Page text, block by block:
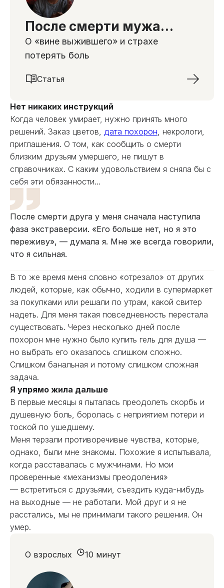
После смерти мужа…
О «вине выжившего» и страхе
потерять боль
Статья
Нет никаких инструкций
Когда человек умирает, нужно принять много
решений. Заказ цветов, дата похорон, некрологи,
приглашения. О том, как сообщить о смерти
близким друзьям умершего, не пишут в
справочниках. С каким удовольствием я сняла бы с
себя эти обязанности…
После смерти друга у меня сначала наступила
фаза экстраверсии. «Его больше нет, но я это
переживу», — думала я. Мне же всегда говорили,
что я сильная.
В то же время меня словно «отрезало» от других
людей, которые, как обычно, ходили в супермаркет
за покупками или решали по утрам, какой свитер
надеть. Для меня такая повседневность перестала
существовать. Через несколько дней после
похорон мне нужно было купить гель для душа —
но выбрать его оказалось слишком сложно.
Слишком банальная и потому слишком сложная
задача.
Я упрямо жила дальше
В первые месяцы я пыталась преодолеть скорбь и
душевную боль, боролась с неприятием потери и
тоской по ушедшему.
Меня терзали противоречивые чувства, которые,
однако, были мне знакомы. Похожие я испытывала,
когда расставалась с мужчинами. Но мои
проверенные «механизмы преодоления»
— встретиться с друзьями, съездить куда-нибудь
на выходные — не работали. Мой друг и я не
расстались, мы не принимали такого решения. Он
умер.
О взрослых 10 минут